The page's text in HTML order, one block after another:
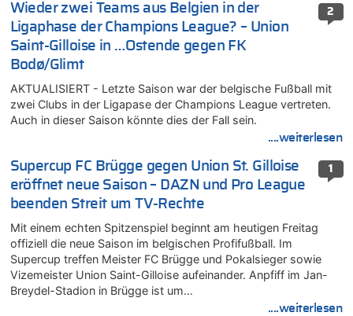
2
Wieder zwei Teams aus Belgien in der
Ligaphase der Champions League? – Union
Saint-Gilloise in …Ostende gegen FK
Bodø/Glimt
AKTUALISIERT - Letzte Saison war der belgische Fußball mit
zwei Clubs in der Ligapase der Champions League vertreten.
Auch in dieser Saison könnte dies der Fall sein.
....weiterlesen
1
Supercup FC Brügge gegen Union St. Gilloise
eröffnet neue Saison – DAZN und Pro League
beenden Streit um TV-Rechte
Mit einem echten Spitzenspiel beginnt am heutigen Freitag
offiziell die neue Saison im belgischen Profifußball. Im
Supercup treffen Meister FC Brügge und Pokalsieger sowie
Vizemeister Union Saint-Gilloise aufeinander. Anpfiff im Jan-
Breydel-Stadion in Brügge ist um…
....weiterlesen